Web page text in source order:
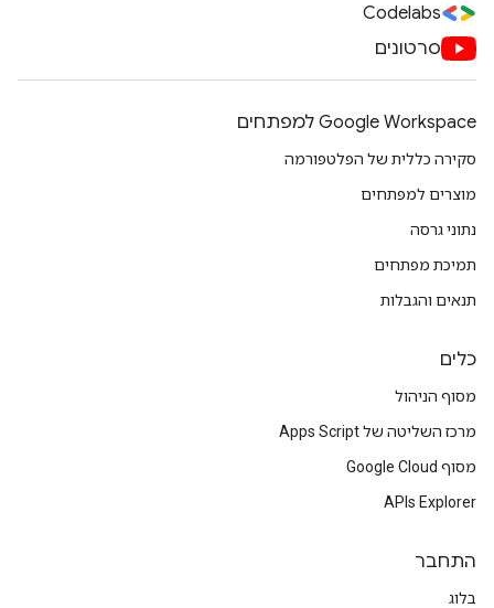
Codelabs
סרטונים
Google Workspace למפתחים
סקירה כללית של הפלטפורמה
מוצרים למפתחים
נתוני גרסה
תמיכת מפתחים
תנאים והגבלות
כלים
מסוף הניהול
מרכז השליטה של Apps Script
מסוף Google Cloud
APIs Explorer
התחבר
בלוג